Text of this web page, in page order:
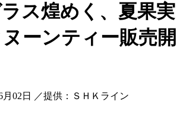
ス煌めく、夏果実
ーンティー販売開
月02日 ／提供：ＳＨＫライン